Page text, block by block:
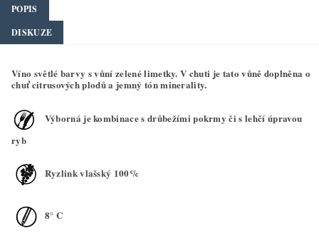
POPIS
DISKUZE
Víno světlé barvy s vůní zelené limetky. V chuti je tato vůně doplněna o
chuť citrusových plodů a jemný tón minerality.
Výborná je kombinace s drůbežími pokrmy či s lehčí úpravou
ryb
Ryzlink vlašský 100%
8° C